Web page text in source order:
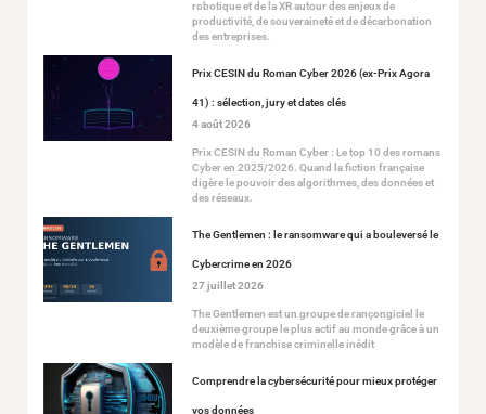
robotique et de la XR autour des enjeux de
productivité, de souveraineté et de décarbonation
des entreprises.
Prix CESIN du Roman Cyber 2026 (ex-Prix Agora
41) : sélection, jury et dates clés
4 août 2026
Prix CESIN du Roman Cyber : Le top 10 des romans
Cyber en 2025/2026. Quand la fiction française
digère le pouvoir des algorithmes, des données et
des réseaux.
The Gentlemen : le ransomware qui a bouleversé le
Cybercrime en 2026
27 juillet 2026
The Gentlemen est un groupe de rançongiciel le
deuxième groupe le plus actif au monde grâce à un
modèle de franchise criminelle inédit
Comprendre la cybersécurité pour mieux protéger
vos données